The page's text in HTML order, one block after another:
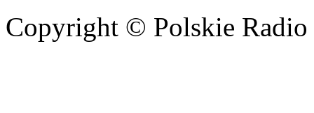
Copyright © Polskie